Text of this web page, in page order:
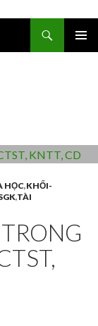
HỌC,KHỐI-
,TÀI